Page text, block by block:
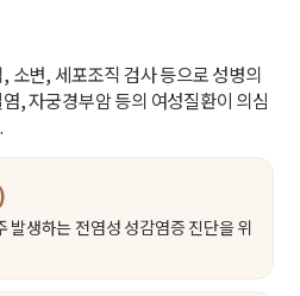
소변, 세포조직 검사 등으로 성병의
, 자궁경부암 등의 여성질환이 의심
발생하는 전염성 성감염증 진단을 위